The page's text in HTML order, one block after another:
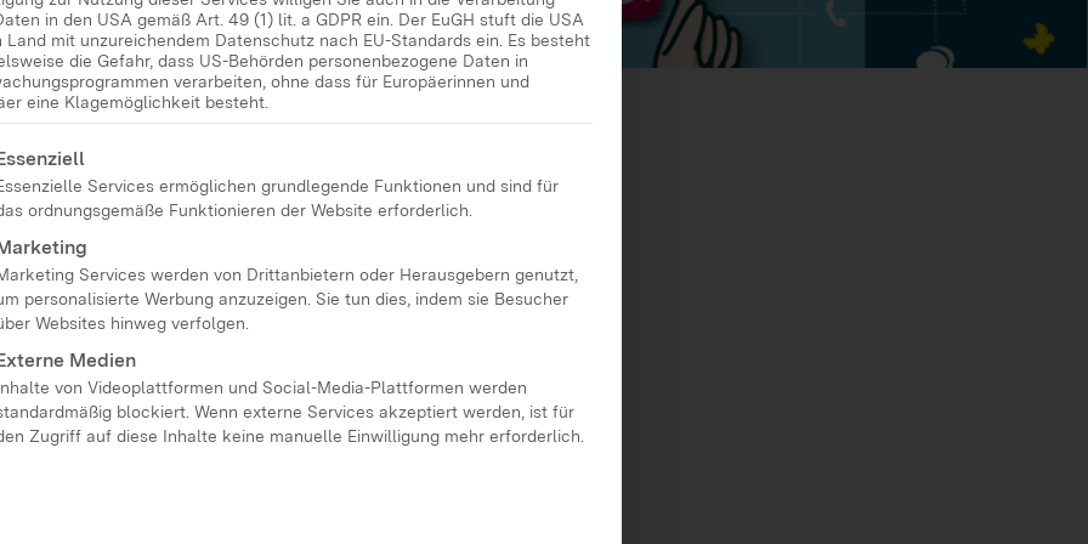
„Children‘s
der Schule Freie
sind 12
entstanden, die
können.
Unterrichtseinheiten, die Sie
in den USA gemäß Art. 49 (1) lit. a GDPR ein. Der EuGH stuft die USA
Land mit unzureichendem Datenschutz nach EU-Standards ein. Es besteht
die Gefahr, dass US-Behörden personenbezogene Daten in
verarbeiten, ohne dass für Europäerinnen und
eine Klagemöglichkeit besteht.
eine Liste der Service-Gruppen, für die eine Einwilligung erteilt werden kann. Die erste Service-Gruppe ist essenziell
Services ermöglichen grundlegende Funktionen und sind für
ordnungsgemäße Funktionieren der Website erforderlich.
Services werden von Drittanbietern oder Herausgebern genutzt,
personalisierte Werbung anzuzeigen. Sie tun dies, indem sie Besucher
Websites hinweg verfolgen.
Medien
von Videoplattformen und Social-Media-Plattformen werden
blockiert. Wenn externe Services akzeptiert werden, ist für
Zugriff auf diese Inhalte keine manuelle Einwilligung mehr erforderlich.